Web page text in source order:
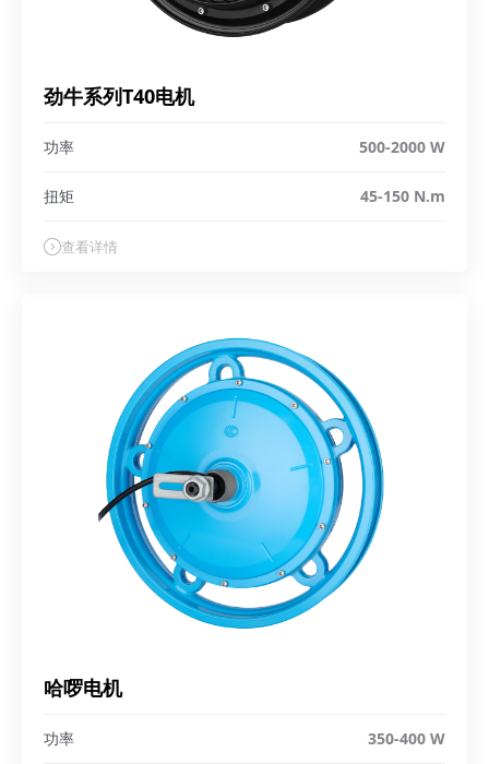
劲牛系列T40电机
功率 500-2000 W
扭矩 45-150 N.m
查看详情
哈啰电机
功率 350-400 W